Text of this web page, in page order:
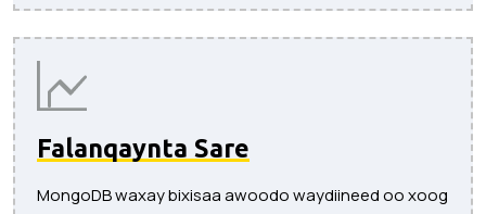
Falanqaynta Sare
MongoDB waxay bixisaa awoodo waydiineed oo xoog